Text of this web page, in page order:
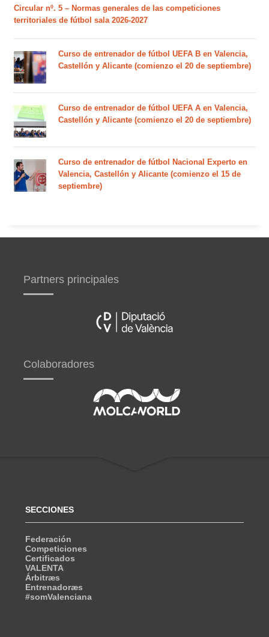
Circular nº. 5 – Normas generales de las competiciones
territoriales de fútbol sala 2026-2027
Curso de entrenador de fútbol UEFA B en Valencia,
Castellón y Alicante (comienzo el 20 de septiembre)
Curso de entrenador de fútbol UEFA A en Valencia,
Castellón y Alicante (comienzo el 20 de septiembre)
Curso de entrenador de fútbol Nacional Experto en
Valencia, Castellón y Alicante (comienzo el 15 de
septiembre)
Partners principales
Colaboradores
SECCIONES
Federación
Competiciones
Certificados
VALENTA
Árbitræs
Entrenadoræs
#somValenciana